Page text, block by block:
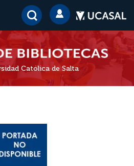
Católica de Salta